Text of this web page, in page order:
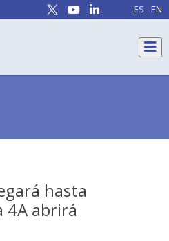
ES EN
hasta
4A abrirá